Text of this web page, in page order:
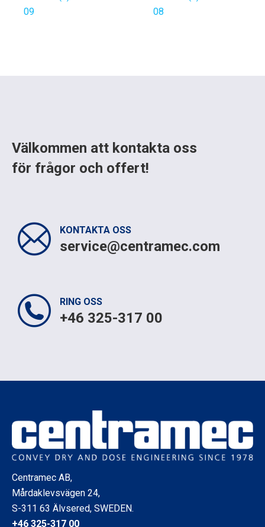
09
08
Välkommen att kontakta oss
för frågor och offert!
KONTAKTA OSS
service@centramec.com
RING OSS
+46 325-317 00
Centramec AB,
Mårdaklevsvägen 24,
S-311 63 Älvsered, SWEDEN.
+46 325-317 00